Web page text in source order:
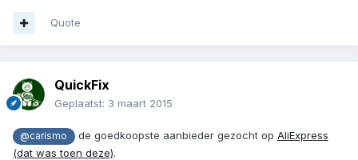
Quote
QuickFix
Geplaatst: 3 maart 2015
@carismo de goedkoopste aanbieder gezocht op AliExpress
(dat was toen deze).